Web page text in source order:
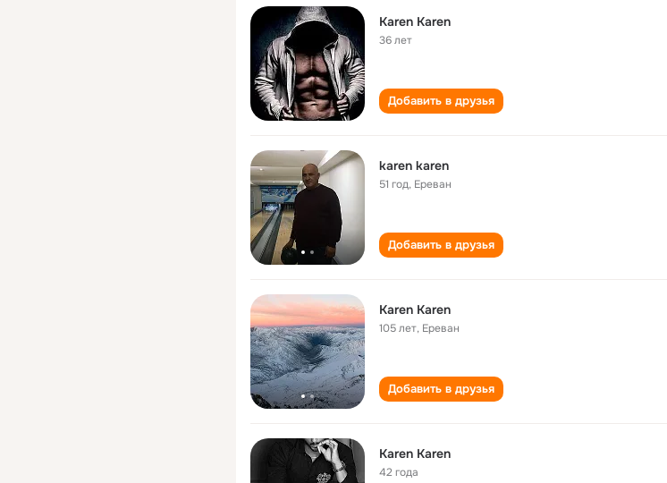
Karen Karen
36 лет
Добавить в друзья
karen karen
51 год, Ереван
Добавить в друзья
Karen Karen
105 лет, Ереван
Добавить в друзья
Karen Karen
42 года